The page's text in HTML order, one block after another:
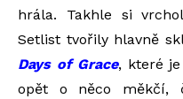
hrála. Takhle si
Setlist tvořily hlavně
Days of Grace, které
opět o něco měkčí,